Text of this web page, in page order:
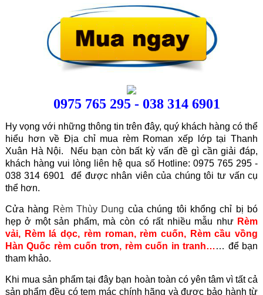
0975 765 295 - 038 314 6901
Hy vọng với những thông tin trên đây, quý khách hàng có thể
hiểu hơn về Địa chỉ mua rèm Roman xếp lớp tại Thanh
Xuân Hà Nội. Nếu bạn còn bất kỳ vấn đề gì cần giải đáp,
khách hàng vui lòng liên hệ qua số Hotline: 0975 765 295 -
038 314 6901 để được nhân viên của chúng tôi tư vấn cụ
thể hơn.
Cửa hàng Rèm Thùy Dung của chúng tôi khổng chỉ bị bó
hẹp ở một sản phẩm, mà còn có rất nhiều mẫu như Rèm
vải, Rèm lá dọc, rèm roman, rèm cuốn, Rèm cầu vồng
Hàn Quốc rèm cuốn trơn, rèm cuốn in tranh…… để bạn
tham khảo.
Khi mua sản phẩm tại đây bạn hoàn toàn có yên tâm vì tất cả
sản phẩm đều có tem mác chính hãng và được bảo hành từ